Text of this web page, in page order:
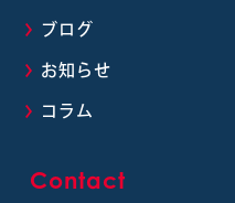
ブログ
お知らせ
コラム
Contact